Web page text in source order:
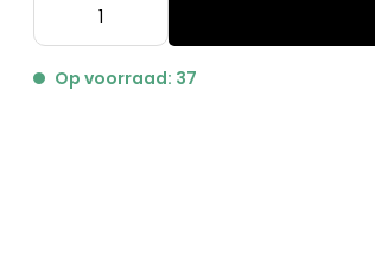
Op voorraad: 37